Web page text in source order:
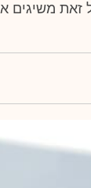
זאת משיגים